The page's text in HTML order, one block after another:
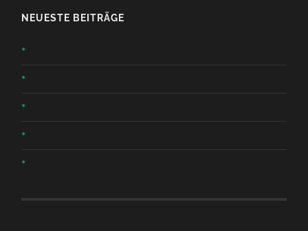
NEUESTE BEITRÄGE
*
*
*
*
*